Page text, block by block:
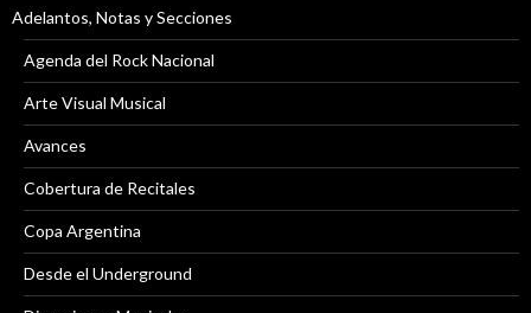
Adelantos, Notas y Secciones
Agenda del Rock Nacional
Arte Visual Musical
Avances
Cobertura de Recitales
Copa Argentina
Desde el Underground